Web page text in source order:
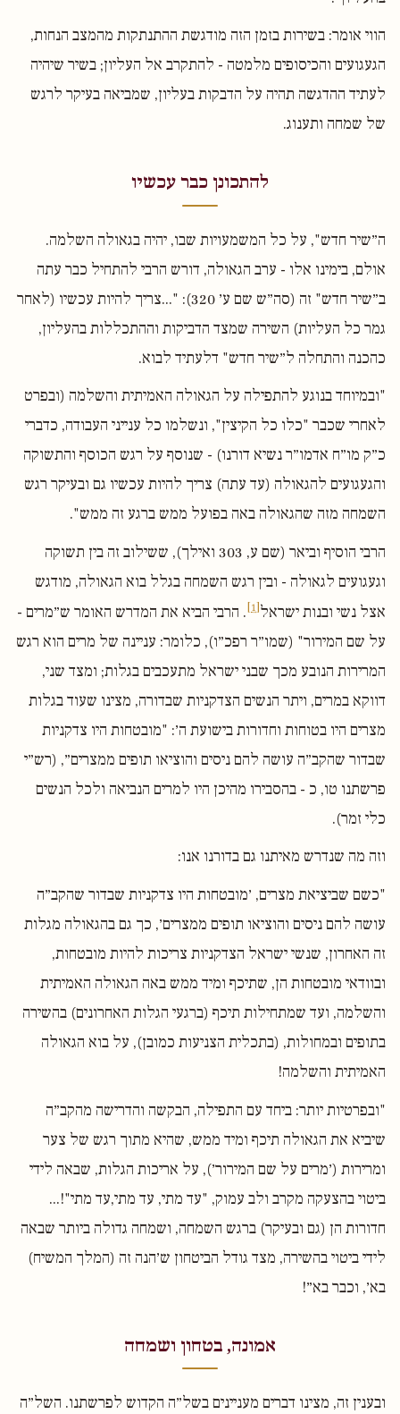
הווי אומר: בשירות בזמן הזה מודגשת ההתנתקות מהמצב הנחות,
הגעגועים והכיסופים מלמטה - להתקרב אל העליון; בשיר שיהיה
לעתיד ההדגשה תהיה על הדבקות בעליון, שמביאה בעיקר לרגש
של שמחה ותענוג.
להתכונן כבר עכשיו
ה״שיר חדש", על כל המשמעויות שבו, יהיה בגאולה השלמה.
אולם, בימינו אלו - ערב הגאולה, דורש הרבי להתחיל כבר עתה
ב״שיר חדש" זה (סה״ש שם ע׳ 320): "...צריך להיות עכשיו (לאחר
גמר כל העליות) השירה שמצד הדביקות וההתכללות בהעליון,
כהכנה והתחלה ל״שיר חדש" דלעתיד לבוא.
"ובמיוחד בנוגע להתפילה על הגאולה האמיתית והשלמה (ובפרט
לאחרי שכבר "כלו כל הקיצין", ונשלמו כל ענייני העבודה, כדברי
כ״ק מו״ח אדמו״ר נשיא דורנו) - שנוסף על רגש הכוסף והתשוקה
והגעגועים להגאולה (עד עתה) צריך להיות עכשיו גם ובעיקר רגש
השמחה מזה שהגאולה באה בפועל ממש ברגע זה ממש".
הרבי הוסיף וביאר (שם ע, 303 ואילך), ששילוב זה בין תשוקה
וגעגועים לגאולה - ובין רגש השמחה בגלל בוא הגאולה, מודגש
אצל נשי ובנות ישראל[1]
. הרבי הביא את המדרש האומר ש״מרים -
על שם המירור" (שמו״ר רפכ״ו), כלומר: עניינה של מרים הוא רגש
המרירות הנובע מכך שבני ישראל מתעכבים בגלות; ומצד שני,
דווקא במרים, ויתר הנשים הצדקניות שבדורה, מצינו שעוד בגלות
מצרים היו בטוחות וחדורות בישועת ה׳: "מובטחות היו צדקניות
שבדור שהקב״ה עושה להם ניסים והוציאו תופים ממצרים״, (רש״י
פרשתנו טו, כ - בהסבירו מהיכן היו למרים הנביאה ולכל הנשים
כלי זמר).
וזה מה שנדרש מאיתנו גם בדורנו אנו:
"כשם שביציאת מצרים, ׳מובטחות היו צדקניות שבדור שהקב״ה
עושה להם ניסים והוציאו תופים ממצרים׳, כך גם בהגאולה מגלות
זה האחרון, שנשי ישראל הצדקניות צריכות להיות מובטחות,
ובוודאי מובטחות הן, שתיכף ומיד ממש באה הגאולה האמיתית
והשלמה, ועד שמתחילות תיכף (ברגעי הגלות האחרונים) בהשירה
בתופים ובמחולות, (בתכלית הצניעות כמובן), על בוא הגאולה
האמיתית והשלמה!
"ובפרטיות יותר: ביחד עם התפילה, הבקשה והדרישה מהקב״ה
שיביא את הגאולה תיכף ומיד ממש, שהיא מתוך רגש של צער
ומרירות (׳מרים על שם המירור׳), על אריכות הגלות, שבאה לידי
ביטוי בהצעקה מקרב ולב עמוק, "עד מתי, עד מתי,עד מתי"!...
חדורות הן (גם ובעיקר) ברגש השמחה, ושמחה גדולה ביותר שבאה
לידי ביטוי בהשירה, מצד גודל הביטחון ש׳הנה זה (המלך המשיח)
בא׳, וכבר בא״!
אמונה, בטחון ושמחה
ובענין זה, מצינו דברים מעניינים בשל״ה הקדוש לפרשתנו. השל״ה